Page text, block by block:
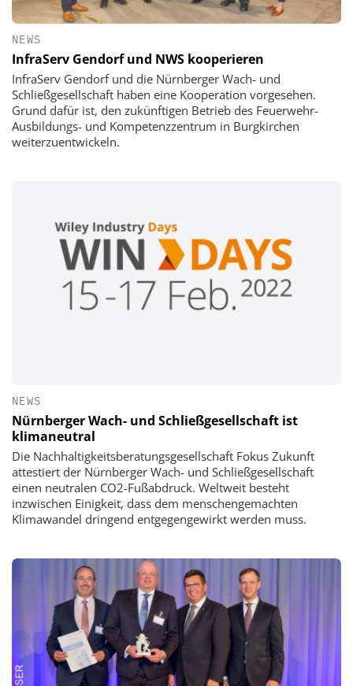
NEWS
InfraServ Gendorf und NWS kooperieren
InfraServ Gendorf und die Nürnberger Wach- und
Schließgesellschaft haben eine Kooperation vorgesehen.
Grund dafür ist, den zukünftigen Betrieb des Feuerwehr-
Ausbildungs- und Kompetenzzentrum in Burgkirchen
weiterzuentwickeln.
NEWS
Nürnberger Wach- und Schließgesellschaft ist
klimaneutral
Die Nachhaltigkeitsberatungsgesellschaft Fokus Zukunft
attestiert der Nürnberger Wach- und Schließgesellschaft
einen neutralen CO2-Fußabdruck. Weltweit besteht
inzwischen Einigkeit, dass dem menschengemachten
Klimawandel dringend entgegengewirkt werden muss.